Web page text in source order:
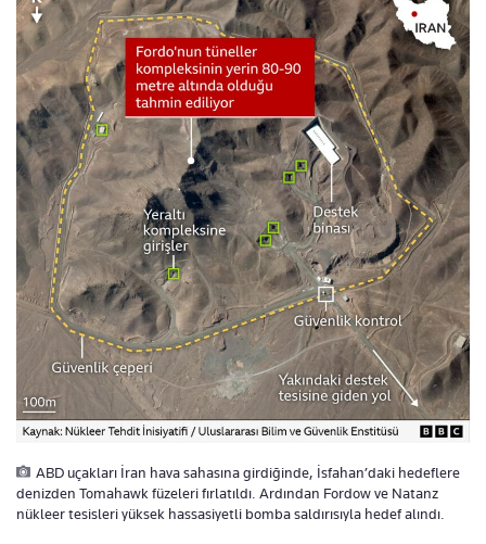
ABD uçakları İran hava sahasına girdiğinde, İsfahan’daki hedeflere
denizden Tomahawk füzeleri fırlatıldı. Ardından Fordow ve Natanz
nükleer tesisleri yüksek hassasiyetli bomba saldırısıyla hedef alındı.